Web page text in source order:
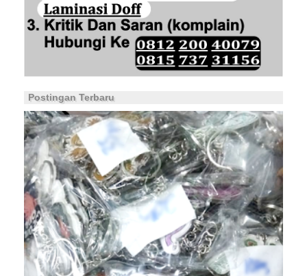
Postingan Terbaru